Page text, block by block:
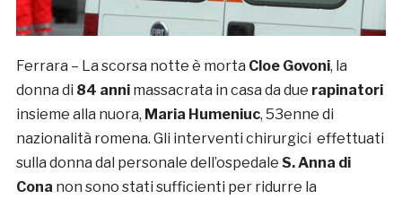
Ferrara – La scorsa notte è morta Cloe Govoni, la
donna di 84 annimassacrata in casa da due rapinatori
insieme alla nuora, Maria Humeniuc, 53enne di
nazionalità romena. Gli interventi chirurgici effettuati
sulla donna dal personale dell’ospedale S. Anna di
Cona non sono stati sufficienti per ridurre la